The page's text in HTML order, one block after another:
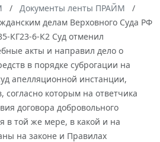
Документы ленты ПРАЙМ
делам Верховного Суда РФ
КГ23-6-К2 Суд отменил
акты и направил дело о
в порядке суброгации на
апелляционной инстанции,
согласно которым на ответчика
договора добровольного
в той же мере, в какой и на
на законе и Правилах